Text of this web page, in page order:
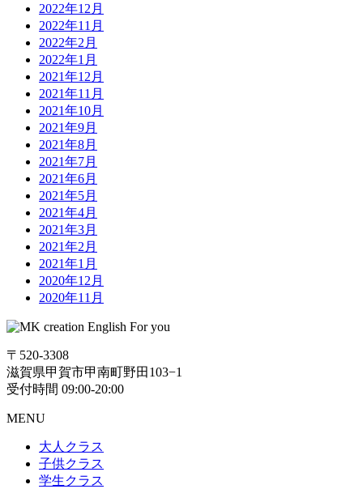
2022年12月
2022年11月
2022年2月
2022年1月
2021年12月
2021年11月
2021年10月
2021年9月
2021年8月
2021年7月
2021年6月
2021年5月
2021年4月
2021年3月
2021年2月
2021年1月
2020年12月
2020年11月
〒520-3308
滋賀県甲賀市甲南町野田103−1
受付時間 09:00-20:00
MENU
大人クラス
子供クラス
学生クラス